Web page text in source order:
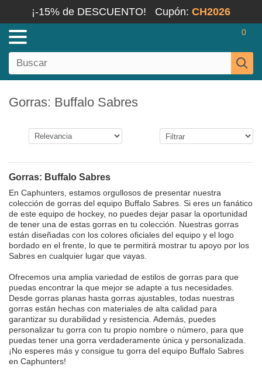
¡-15% de DESCUENTO! Cupón: CH2026
0
Gorras: Buffalo Sabres
Gorras: Buffalo Sabres
En Caphunters, estamos orgullosos de presentar nuestra
colección de gorras del equipo Buffalo Sabres. Si eres un fanático
de este equipo de hockey, no puedes dejar pasar la oportunidad
de tener una de estas gorras en tu colección. Nuestras gorras
están diseñadas con los colores oficiales del equipo y el logo
bordado en el frente, lo que te permitirá mostrar tu apoyo por los
Sabres en cualquier lugar que vayas.
Ofrecemos una amplia variedad de estilos de gorras para que
puedas encontrar la que mejor se adapte a tus necesidades.
Desde gorras planas hasta gorras ajustables, todas nuestras
gorras están hechas con materiales de alta calidad para
garantizar su durabilidad y resistencia. Además, puedes
personalizar tu gorra con tu propio nombre o número, para que
puedas tener una gorra verdaderamente única y personalizada.
¡No esperes más y consigue tu gorra del equipo Buffalo Sabres
en Caphunters!